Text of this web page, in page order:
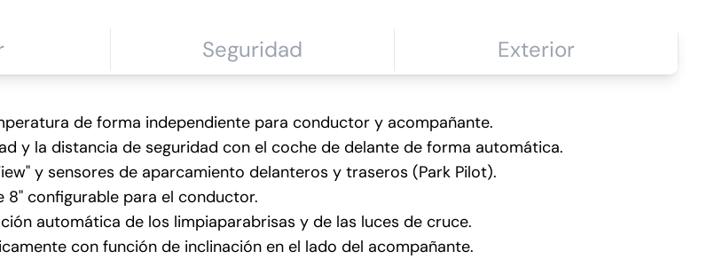
Seguridad Exterior
de forma independiente para conductor y acompañante.
y la distancia de seguridad con el coche de delante de forma automática.
y sensores de aparcamiento delanteros y traseros (Park Pilot).
8" configurable para el conductor.
automática de los limpiaparabrisas y de las luces de cruce.
con función de inclinación en el lado del acompañante.